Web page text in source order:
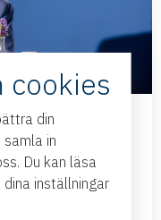
flyget?
Sverige kan
Den
cookies
din
in
Du kan läsa
inställningar